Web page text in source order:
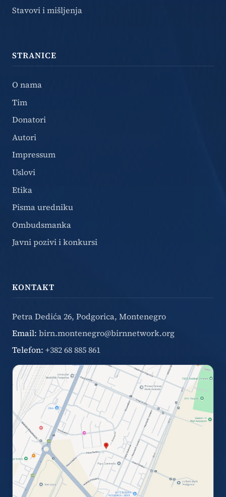
Stavovi i mišljenja
STRANICE
O nama
Tim
Donatori
Autori
Impressum
Uslovi
Etika
Pisma uredniku
Ombudsmanka
Javni pozivi i konkursi
KONTAKT
Petra Dedića 26, Podgorica, Montenegro
Email: birn.montenegro@birnnetwork.org
Telefon: +382 68 885 861